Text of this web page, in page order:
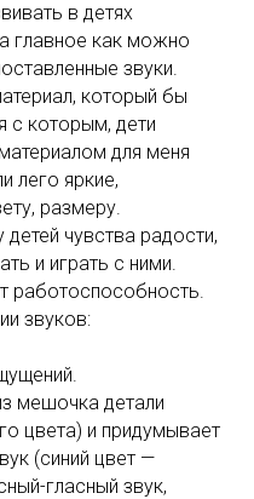
в детях
главное как можно
звуки.
который бы
с которым, дети
для меня
лего яркие,
размеру.
чувства радости,
и играть с ними.
работоспособность.
звуков:
мешочка детали
цвета) и придумывает
(синий цвет —
гласный звук,